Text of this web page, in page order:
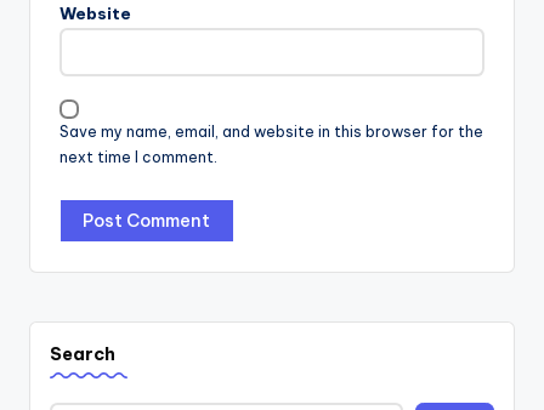
Website
Save my name, email, and website in this browser for the
next time I comment.
Search